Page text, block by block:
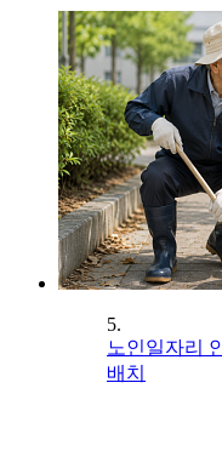
5.
노인일자리
배치